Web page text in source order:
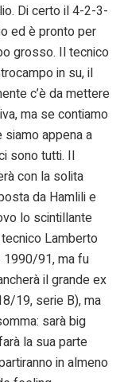
Di certo il 4-2-3-
ed è pronto per
grosso. Il tecnico
in su, il
c’è da mettere
ma se contiamo
appena a
sono tutti. Il
con la solita
da Hamlili e
lo scintillante
Lamberto
1990/91, ma fu
il grande ex
19, serie B), ma
sarà big
la sua parte
in almeno